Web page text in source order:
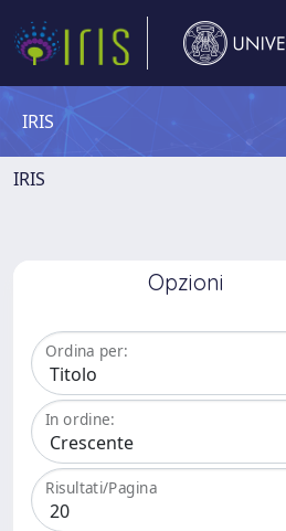
IRIS
IRIS
Opzioni
Ordina per:
In ordine:
Risultati/Pagina